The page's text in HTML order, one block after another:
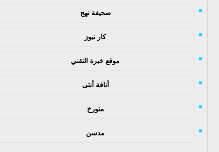
صحيفة نهج
كار نيوز
موقع خبرة التقني
أناقة أنثى
متورخ
مدسن